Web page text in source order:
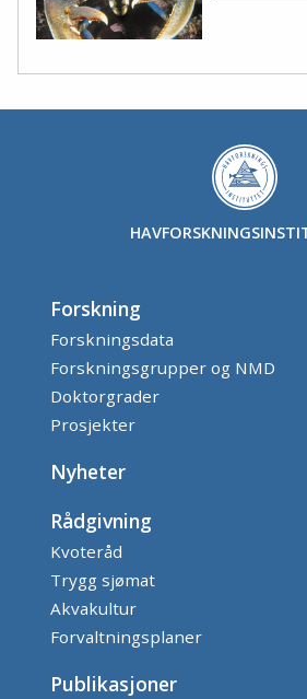
Forskning
Forskningsdata
Forskningsgrupper og NMD
Doktorgrader
Prosjekter
Nyheter
Rådgivning
Kvoteråd
Trygg sjømat
Akvakultur
Forvaltningsplaner
Publikasjoner